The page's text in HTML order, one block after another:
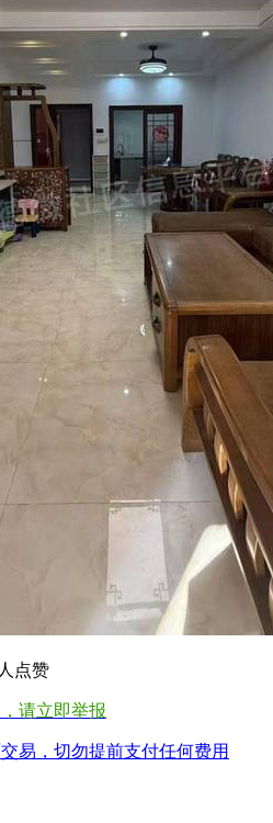
点赞
请立即举报
易，切勿提前支付任何费用